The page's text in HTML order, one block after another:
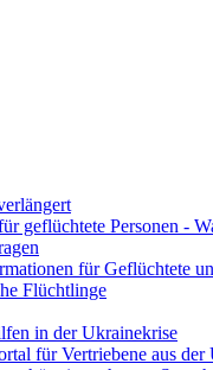
geflüchtete Personen -
für Geflüchtete
Flüchtlinge
in der Ukrainekrise
für Vertriebene aus der